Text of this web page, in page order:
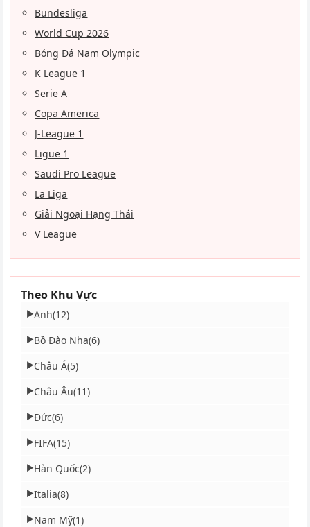
Bundesliga
World Cup 2026
Bóng Đá Nam Olympic
K League 1
Serie A
Copa America
J-League 1
Ligue 1
Saudi Pro League
La Liga
Giải Ngoại Hạng Thái
V League
Theo Khu Vực
▶Anh(12)
▶Bồ Đào Nha(6)
▶Châu Á(5)
▶Châu Âu(11)
▶Đức(6)
▶FIFA(15)
▶Hàn Quốc(2)
▶Italia(8)
▶Nam Mỹ(1)